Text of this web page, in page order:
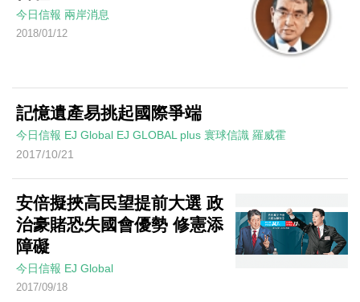
今日信報 兩岸消息
2018/01/12
記憶遺產易挑起國際爭端
今日信報 EJ Global EJ GLOBAL plus 寰球信識 羅威霍
2017/10/21
安倍擬挾高民望提前大選 政
治豪賭恐失國會優勢 修憲添
障礙
今日信報 EJ Global
2017/09/18